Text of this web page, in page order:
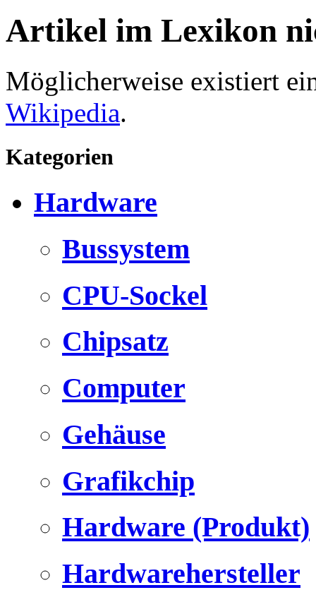
Artikel im Lexikon
Möglicherweise existiert
Wikipedia.
Kategorien
Hardware
Bussystem
CPU-Sockel
Chipsatz
Computer
Gehäuse
Grafikchip
Hardware (Produkt)
Hardwarehersteller